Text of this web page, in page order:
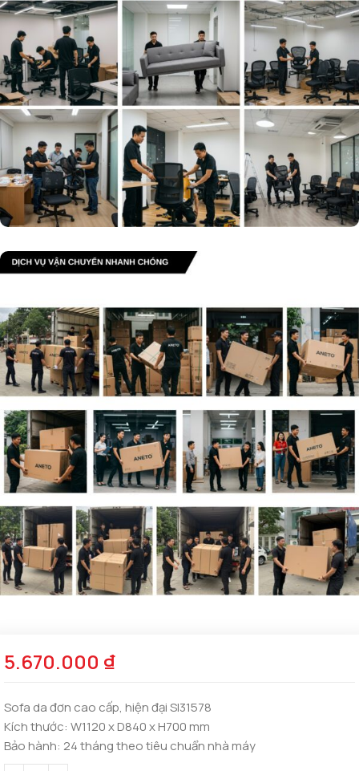
5.670.000 ₫
Sofa da đơn cao cấp, hiện đại SI31578
Kích thước: W1120 x D840 x H700 mm
Bảo hành: 24 tháng theo tiêu chuẩn nhà máy